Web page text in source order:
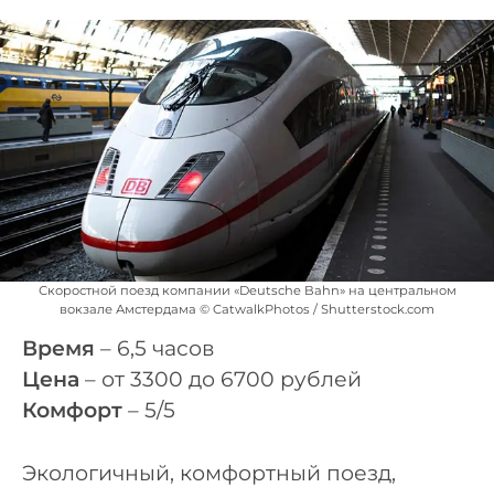
Скоростной поезд компании «Deutsche Bahn» на центральном
вокзале Амстердама © CatwalkPhotos / Shutterstock.com
Время – 6,5 часов
Цена – от 3300 до 6700 рублей
Комфорт – 5/5
Экологичный, комфортный поезд,